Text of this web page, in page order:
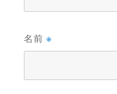
名前※